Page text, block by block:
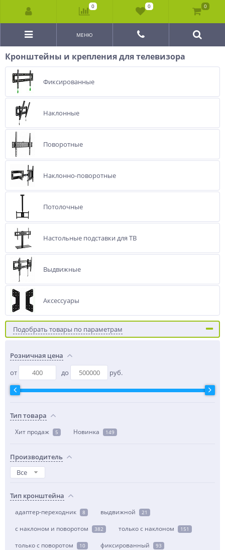
МЕНЮ
Кронштейны и крепления для телевизора
Фиксированные
Наклонные
Поворотные
Наклонно-поворотные
Потолочные
Настольные подставки для ТВ
Выдвижные
Аксессуары
Подобрать товары по параметрам
Розничная цена
от
до руб.
Тип товара
Хит продаж 5 Новинка 149
Производитель
Все
Тип кронштейна
адаптер-переходник 8 выдвижной 21
с наклоном и поворотом 382 только с наклоном 151
только с поворотом 10 фиксированный 93
0 0 0